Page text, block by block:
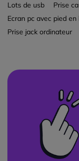
Lots de usb
Prise
Ecran pc avec pied
Prise jack ordinateur